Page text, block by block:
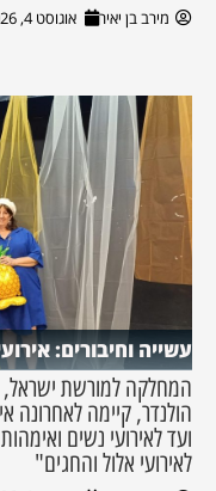
מירב בן יאיר אוגוסט 4, 2026
עשייה וחיבורים:
המחלקה למורשת
הולנדר, קיימה לאחרונה
ועד לאירועי נשים
לאירועי אלול והחגים"